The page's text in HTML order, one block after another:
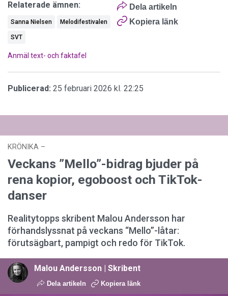
Dela artikeln
Kopiera länk
Relaterade ämnen:
Sanna Nielsen Melodifestivalen
SVT
Anmäl text- och faktafel
Publicerad: 25 februari 2026 kl. 22:25
KRÖNIKA –
Veckans ”Mello”-bidrag bjuder på
rena kopior, egoboost och TikTok-
danser
Realitytopps skribent Malou Andersson har
förhandslyssnat på veckans “Mello”-låtar:
förutsägbart, pampigt och redo för TikTok.
Malou Andersson | Skribent
Dela artikeln Kopiera länk